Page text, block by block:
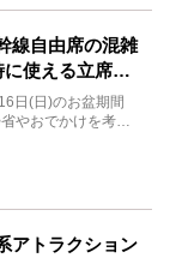
線自由席の混雑
使える立席特
日(日)のお盆期間
やおでかけを考え
アトラクション